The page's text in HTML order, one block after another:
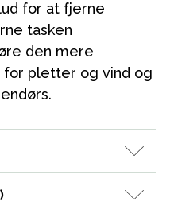
for at fjerne
tasken
den mere
pletter og vind og
)